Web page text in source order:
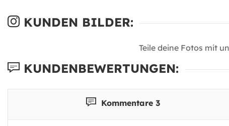
KUNDEN BILDER:
Teile deine Fotos mit
KUNDENBEWERTUNGEN:
Kommentare 3